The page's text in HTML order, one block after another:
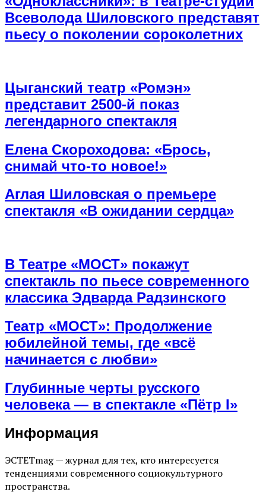
Всеволода Шиловского представят
пьесу о поколении сороколетних
Цыганский театр «Ромэн»
представит 2500-й показ
легендарного спектакля
Елена Скороходова: «Брось,
снимай что-то новое!»
Аглая Шиловская о премьере
спектакля «В ожидании сердца»
В Театре «МОСТ» покажут
спектакль по пьесе современного
классика Эдварда Радзинского
Театр «МОСТ»: Продолжение
юбилейной темы, где «всё
начинается с любви»
Глубинные черты русского
человека — в спектакле «Пётр I»
Информация
ЭСТЕТmag — журнал для тех, кто интересуется
тенденциями современного социокультурного
пространства.